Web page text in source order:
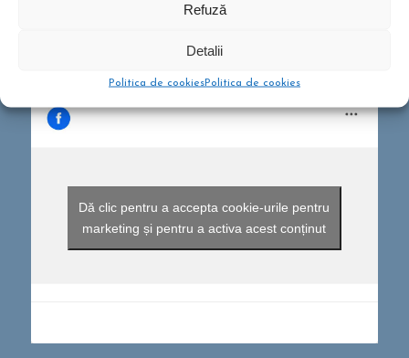
Refuză
Detalii
Politica de cookiesPolitica de cookies
septembrie 10, 2019 - 12:29 pm
Dă clic pentru a accepta cookie-urile pentru
marketing și pentru a activa acest conținut